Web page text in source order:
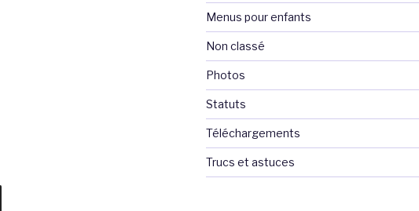
Menus pour enfants
Non classé
Photos
Statuts
Téléchargements
Trucs et astuces